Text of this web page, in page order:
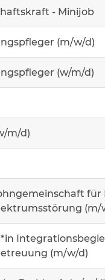
- Minijob
(m/w/d)
(w/m/d)
m/d)
für
(m/
(m/w/d)